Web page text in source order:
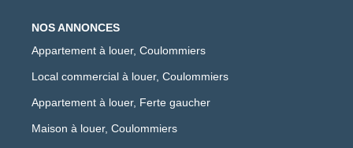
NOS ANNONCES
Appartement à louer, Coulommiers
Local commercial à louer, Coulommiers
Appartement à louer, Ferte gaucher
Maison à louer, Coulommiers